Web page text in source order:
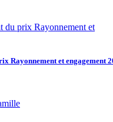
Rayonnement et engagement